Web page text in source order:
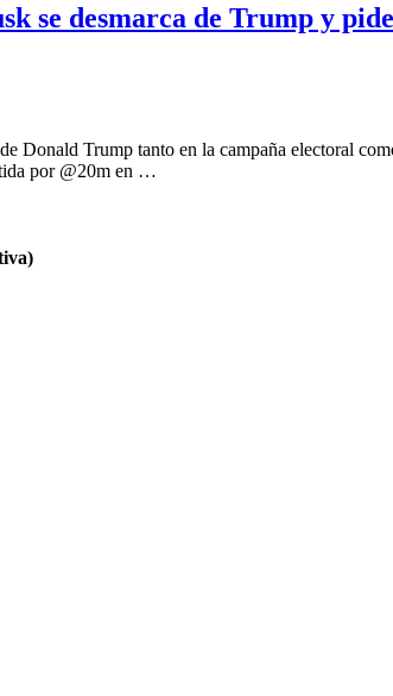
se desmarca de Trump y
Trump tanto en la campaña electoral
por @20m en …